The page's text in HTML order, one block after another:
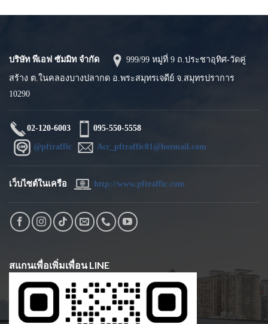
บริษัท พีเอฟ ซัมมิท จำกัด
999/99 หมู่ที่ 9 ถ.ประชาอุทิศ-วัดคู่
สร้าง ต.ในคลองบางปลากด อ.พระสมุทรเจดีย์ จ.สมุทรปราการ
10290
02-120-6003
095-550-5558
@pftraffic
Acc_pftraffic01@hotmail.com
เว็บไซต์ในเครือ http://www.pftraffic.com
สแกนเพื่อเพิ่มเพื่อน LINE